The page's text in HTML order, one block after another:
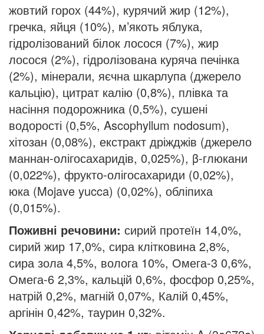
жовтий горох (44%), курячий жир (12%),
гречка, яйця (10%), м’якоть яблука,
гідролізований білок лосося (7%), жир
лосося (2%), гідролізована куряча печінка
(2%), мінерали, яєчна шкарлупа (джерело
кальцію), цитрат калію (0,8%), плівка та
насіння подорожника (0,5%), сушені
водорості (0,5%, Ascophyllum nodosum),
хітозан (0,08%), екстракт дріжджів (джерело
маннан-олігосахаридів, 0,025%), β-глюкани
(0,022%), фрукто-олігосахариди (0,02%),
юка (Mojave yucca) (0,02%), обліпиха
(0,015%).
Поживні речовини: сирий протеїн 14,0%,
сирий жир 17,0%, сира клітковина 2,8%,
сира зола 4,5%, волога 10%, Омега-3 0,6%,
Омега-6 2,3%, кальцій 0,6%, фосфор 0,25%,
натрій 0,2%, магній 0,07%, Калій 0,45%,
аргінін 0,42%, таурин 0,32%.